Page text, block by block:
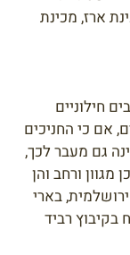
ארז, מכינת
חילוניים
מלאה של 10 חודשים, אם כי החניכים
גם מעבר לכך,
ורחב והן
בארי
בקיבוץ רביד